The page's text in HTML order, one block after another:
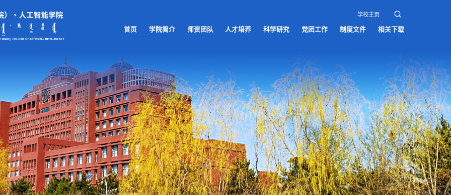
学校主页
首页 学院简介 师资团队 人才培养 科学研究 党团工作 制度文件 相关下载